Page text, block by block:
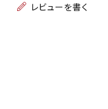
レビューを書く